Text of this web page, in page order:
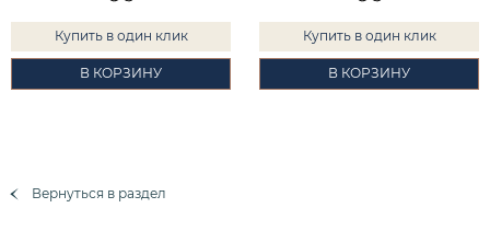
Купить в один клик
В КОРЗИНУ
Купить в один клик
В КОРЗИНУ
Вернуться в раздел